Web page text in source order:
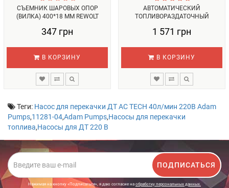
СЪЕМНИК ШАРОВЫХ ОПОР
(ВИЛКА) 400*18 ММ REWOLT
347 грн
В КОРЗИНУ
АВТОМАТИЧЕСКИЙ
ТОПЛИВОРАЗДАТОЧНЫЙ
1 571 грн
В КОРЗИНУ
Теги: Насос для перекачки ДТ AC TECH 40л/мин 220В Adam
Pumps,11281-04,Adam Pumps,Насосы для перекачки
топлива,Насосы для ДТ 220 В
ПОДПИСАТЬСЯ
Нажимая на кнопку «Подписаться», я даю cогласие на обработку персональных данных.